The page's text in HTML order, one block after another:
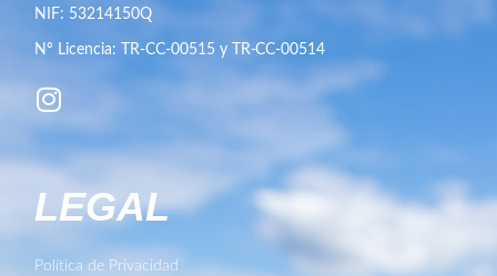
NIF: 53214150Q
Nº Licencia: TR-CC-00515 y TR-CC-00514
LEGAL
Política de Privacidad